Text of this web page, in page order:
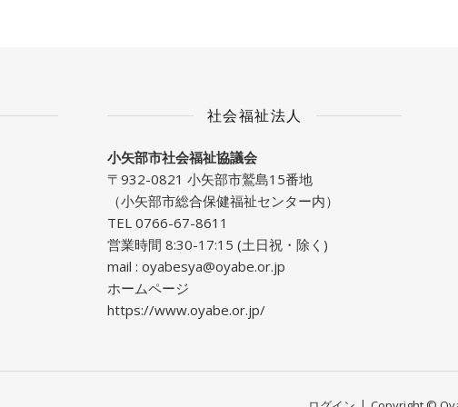
社会福祉法人
小矢部市社会福祉協議会
〒932-0821 小矢部市鷲島15番地
（小矢部市総合保健福祉センター内）
TEL 0766-67-8611
営業時間 8:30-17:15 (土日祝・除く)
mail : oyabesya@oyabe.or.jp
ホームページ
https://www.oyabe.or.jp/